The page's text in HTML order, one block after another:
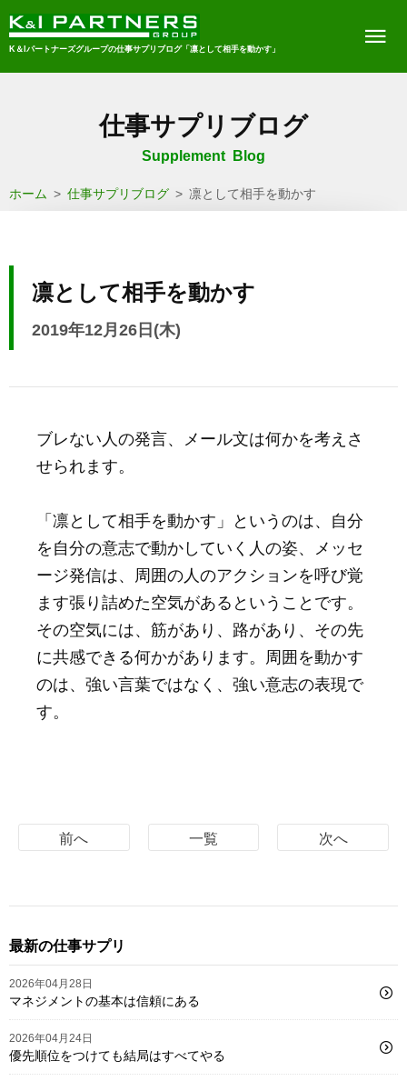
K＆Iパートナーズグループの仕事サプリブログ「凛として相手を動かす」
仕事サプリブログ
Supplement Blog
ホーム > 仕事サプリブログ > 凛として相手を動かす
凛として相手を動かす
2019年12月26日(木)
ブレない人の発言、メール文は何かを考えさ
せられます。
「凛として相手を動かす」というのは、自分
を自分の意志で動かしていく人の姿、メッセ
ージ発信は、周囲の人のアクションを呼び覚
ます張り詰めた空気があるということです。
その空気には、筋があり、路があり、その先
に共感できる何かがあります。周囲を動かす
のは、強い言葉ではなく、強い意志の表現で
す。
前へ 一覧 次へ
最新の仕事サプリ
2026年04月28日
マネジメントの基本は信頼にある
2026年04月24日
優先順位をつけても結局はすべてやる